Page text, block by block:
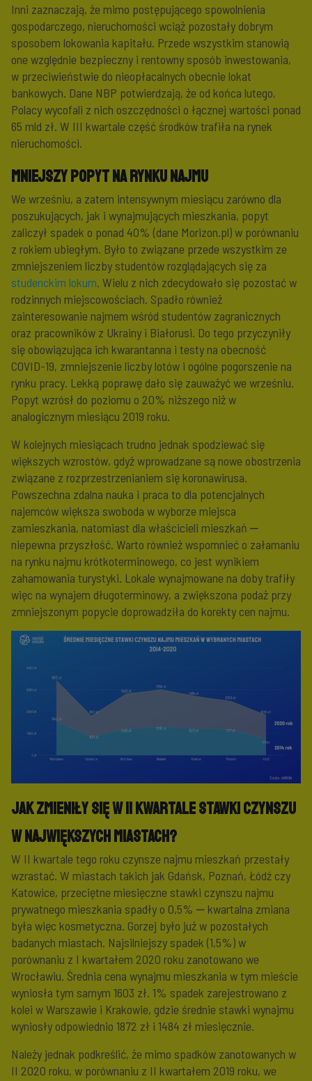
Inni zaznaczają, że mimo postępującego spowolnienia
gospodarczego, nieruchomości wciąż pozostały dobrym
sposobem lokowania kapitału. Przede wszystkim stanowią
one względnie bezpieczny i rentowny sposób inwestowania,
w przeciwieństwie do nieopłacalnych obecnie lokat
bankowych. Dane NBP potwierdzają, że od końca lutego,
Polacy wycofali z nich oszczędności o łącznej wartości ponad
65 mld zł. W III kwartale część środków trafiła na rynek
nieruchomości.
Mniejszy popyt na rynku najmu
We wrześniu, a zatem intensywnym miesiącu zarówno dla
poszukujących, jak i wynajmujących mieszkania, popyt
zaliczył spadek o ponad 40% (dane Morizon.pl) w porównaniu
z rokiem ubiegłym. Było to związane przede wszystkim ze
zmniejszeniem liczby studentów rozglądających się za
studenckim lokum. Wielu z nich zdecydowało się pozostać w
rodzinnych miejscowościach. Spadło również
zainteresowanie najmem wśród studentów zagranicznych
oraz pracowników z Ukrainy i Białorusi. Do tego przyczyniły
się obowiązująca ich kwarantanna i testy na obecność
COVID-19, zmniejszenie liczby lotów i ogólne pogorszenie na
rynku pracy. Lekką poprawę dało się zauważyć we wrześniu.
Popyt wzrósł do poziomu o 20% niższego niż w
analogicznym miesiącu 2019 roku.
W kolejnych miesiącach trudno jednak spodziewać się
większych wzrostów, gdyż wprowadzane są nowe obostrzenia
związane z rozprzestrzenianiem się koronawirusa.
Powszechna zdalna nauka i praca to dla potencjalnych
najemców większa swoboda w wyborze miejsca
zamieszkania, natomiast dla właścicieli mieszkań ‒
niepewna przyszłość. Warto również wspomnieć o załamaniu
na rynku najmu krótkoterminowego, co jest wynikiem
zahamowania turystyki. Lokale wynajmowane na doby trafiły
więc na wynajem długoterminowy, a zwiększona podaż przy
zmniejszonym popycie doprowadziła do korekty cen najmu.
Jak zmieniły się w II kwartale stawki czynszu
w największych miastach?
W II kwartale tego roku czynsze najmu mieszkań przestały
wzrastać. W miastach takich jak Gdańsk, Poznań, Łódź czy
Katowice, przeciętne miesięczne stawki czynszu najmu
prywatnego mieszkania spadły o 0,5% ‒ kwartalna zmiana
była więc kosmetyczna. Gorzej było już w pozostałych
badanych miastach. Najsilniejszy spadek (1,5%) w
porównaniu z I kwartałem 2020 roku zanotowano we
Wrocławiu. Średnia cena wynajmu mieszkania w tym mieście
wyniosła tym samym 1603 zł. 1% spadek zarejestrowano z
kolei w Warszawie i Krakowie, gdzie średnie stawki wynajmu
wyniosły odpowiednio 1872 zł i 1484 zł miesięcznie.
Należy jednak podkreślić, że mimo spadków zanotowanych w
II 2020 roku, w porównaniu z II kwartałem 2019 roku, we